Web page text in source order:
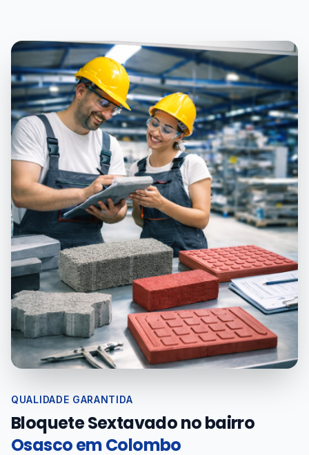
QUALIDADE GARANTIDA
Bloquete Sextavado no bairro
Osasco em Colombo